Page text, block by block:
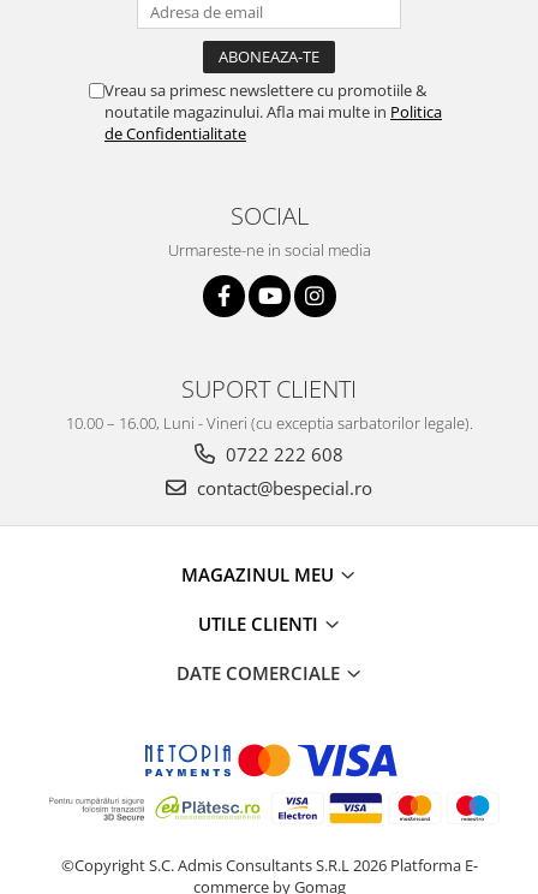
Vreau sa primesc newslettere cu promotiile &
noutatile magazinului. Afla mai multe in Politica
de Confidentialitate
SOCIAL
Urmareste-ne in social media
SUPORT CLIENTI
10.00 – 16.00, Luni - Vineri (cu exceptia sarbatorilor legale).
0722 222 608
contact@bespecial.ro
MAGAZINUL MEU
UTILE CLIENTI
DATE COMERCIALE
©Copyright S.C. Admis Consultants S.R.L 2026 Platforma E-
commerce by Gomag